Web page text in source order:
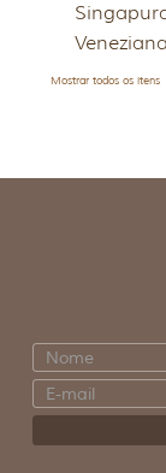
Veneziana
Mostrar todos os itens